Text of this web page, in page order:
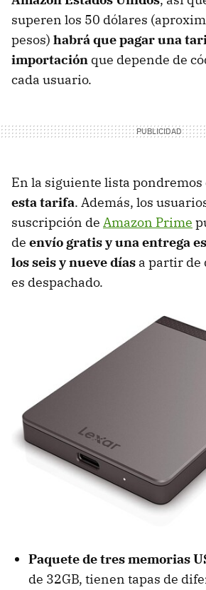
superen los 50 dólares
pesos) habrá que pagar una
importación que depende de
cada usuario.
En la siguiente lista pondremos
esta tarifa. Además, los
suscripción de Amazon Prime
de envío gratis y una entrega
los seis y nueve días a partir de
es despachado.
Paquete de tres memorias
de 32GB, tienen tapas de